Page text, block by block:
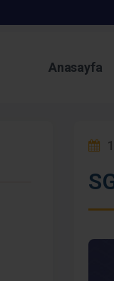
Anasayfa